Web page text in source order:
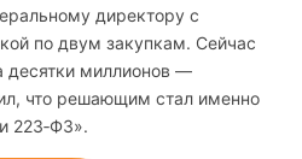
директору с
по двум закупкам. Сейчас
десятки миллионов —
что решающим стал именно
223‑ФЗ».